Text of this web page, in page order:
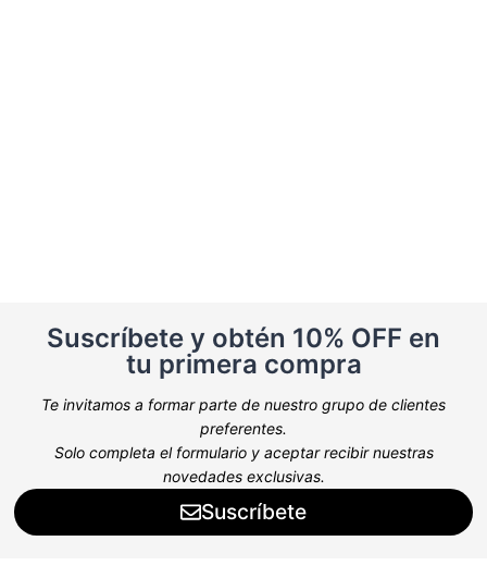
Suscríbete y obtén 10% OFF en
tu primera compra
Te invitamos a formar parte de nuestro grupo de clientes
preferentes.
Solo completa el formulario y aceptar recibir nuestras
novedades exclusivas.
Suscríbete